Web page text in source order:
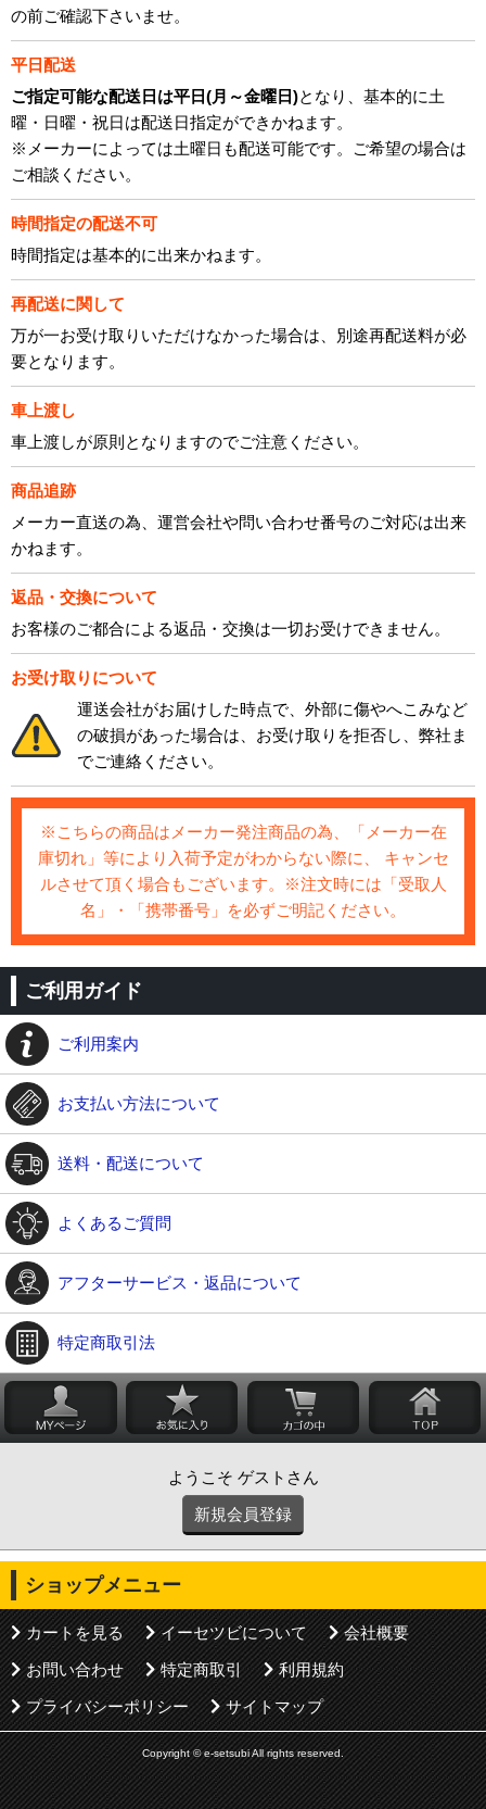
の前ご確認下さいませ。
平日配送
ご指定可能な配送日は平日(月～金曜日)となり、基本的に土
曜・日曜・祝日は配送日指定ができかねます。
※メーカーによっては土曜日も配送可能です。ご希望の場合は
ご相談ください。
時間指定の配送不可
時間指定は基本的に出来かねます。
再配送に関して
万が一お受け取りいただけなかった場合は、別途再配送料が必
要となります。
車上渡し
車上渡しが原則となりますのでご注意ください。
商品追跡
メーカー直送の為、運営会社や問い合わせ番号のご対応は出来
かねます。
返品・交換について
お客様のご都合による返品・交換は一切お受けできません。
お受け取りについて
運送会社がお届けした時点で、外部に傷やへこみなど
の破損があった場合は、お受け取りを拒否し、弊社ま
でご連絡ください。
※こちらの商品はメーカー発注商品の為、「メーカー在
庫切れ」等により入荷予定がわからない際に、 キャンセ
ルさせて頂く場合もございます。※注文時には「受取人
名」・「携帯番号」を必ずご明記ください。
ご利用ガイド
ご利用案内
お支払い方法について
送料・配送について
よくあるご質問
アフターサービス・返品について
特定商取引法
ようこそ ゲストさん
新規会員登録
ショップメニュー
カートを見る イーセツビについて
会社概要
お問い合わせ
特定商取引
利用規約
プライバシーポリシー
サイトマップ
Copyright © e-setsubi All rights reserved.